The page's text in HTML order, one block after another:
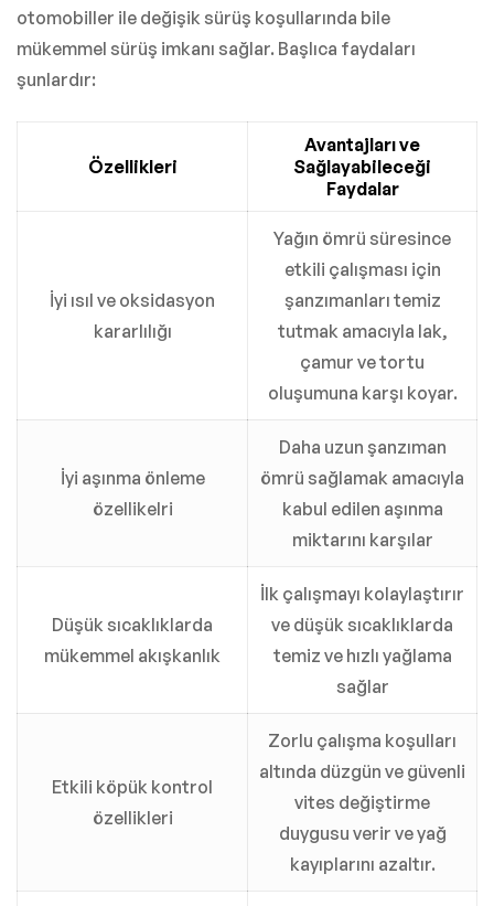
otomobiller ile değişik sürüş koşullarında bile
mükemmel sürüş imkanı sağlar. Başlıca faydaları
şunlardır:
Özellikleri
Avantajları ve
Sağlayabileceği
Faydalar
İyi ısıl ve oksidasyon
kararlılığı
Yağın ömrü süresince
etkili çalışması için
şanzımanları temiz
tutmak amacıyla lak,
çamur ve tortu
oluşumuna karşı koyar.
İyi aşınma önleme
özellikelri
Daha uzun şanzıman
ömrü sağlamak amacıyla
kabul edilen aşınma
miktarını karşılar
Düşük sıcaklıklarda
mükemmel akışkanlık
İlk çalışmayı kolaylaştırır
ve düşük sıcaklıklarda
temiz ve hızlı yağlama
sağlar
Etkili köpük kontrol
özellikleri
Zorlu çalışma koşulları
altında düzgün ve güvenli
vites değiştirme
duygusu verir ve yağ
kayıplarını azaltır.